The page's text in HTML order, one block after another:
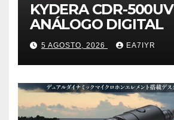
KYDERA CDR-500UV
ANÁLOGO DIGITAL
5 AGOSTO, 2026 EA7IYR